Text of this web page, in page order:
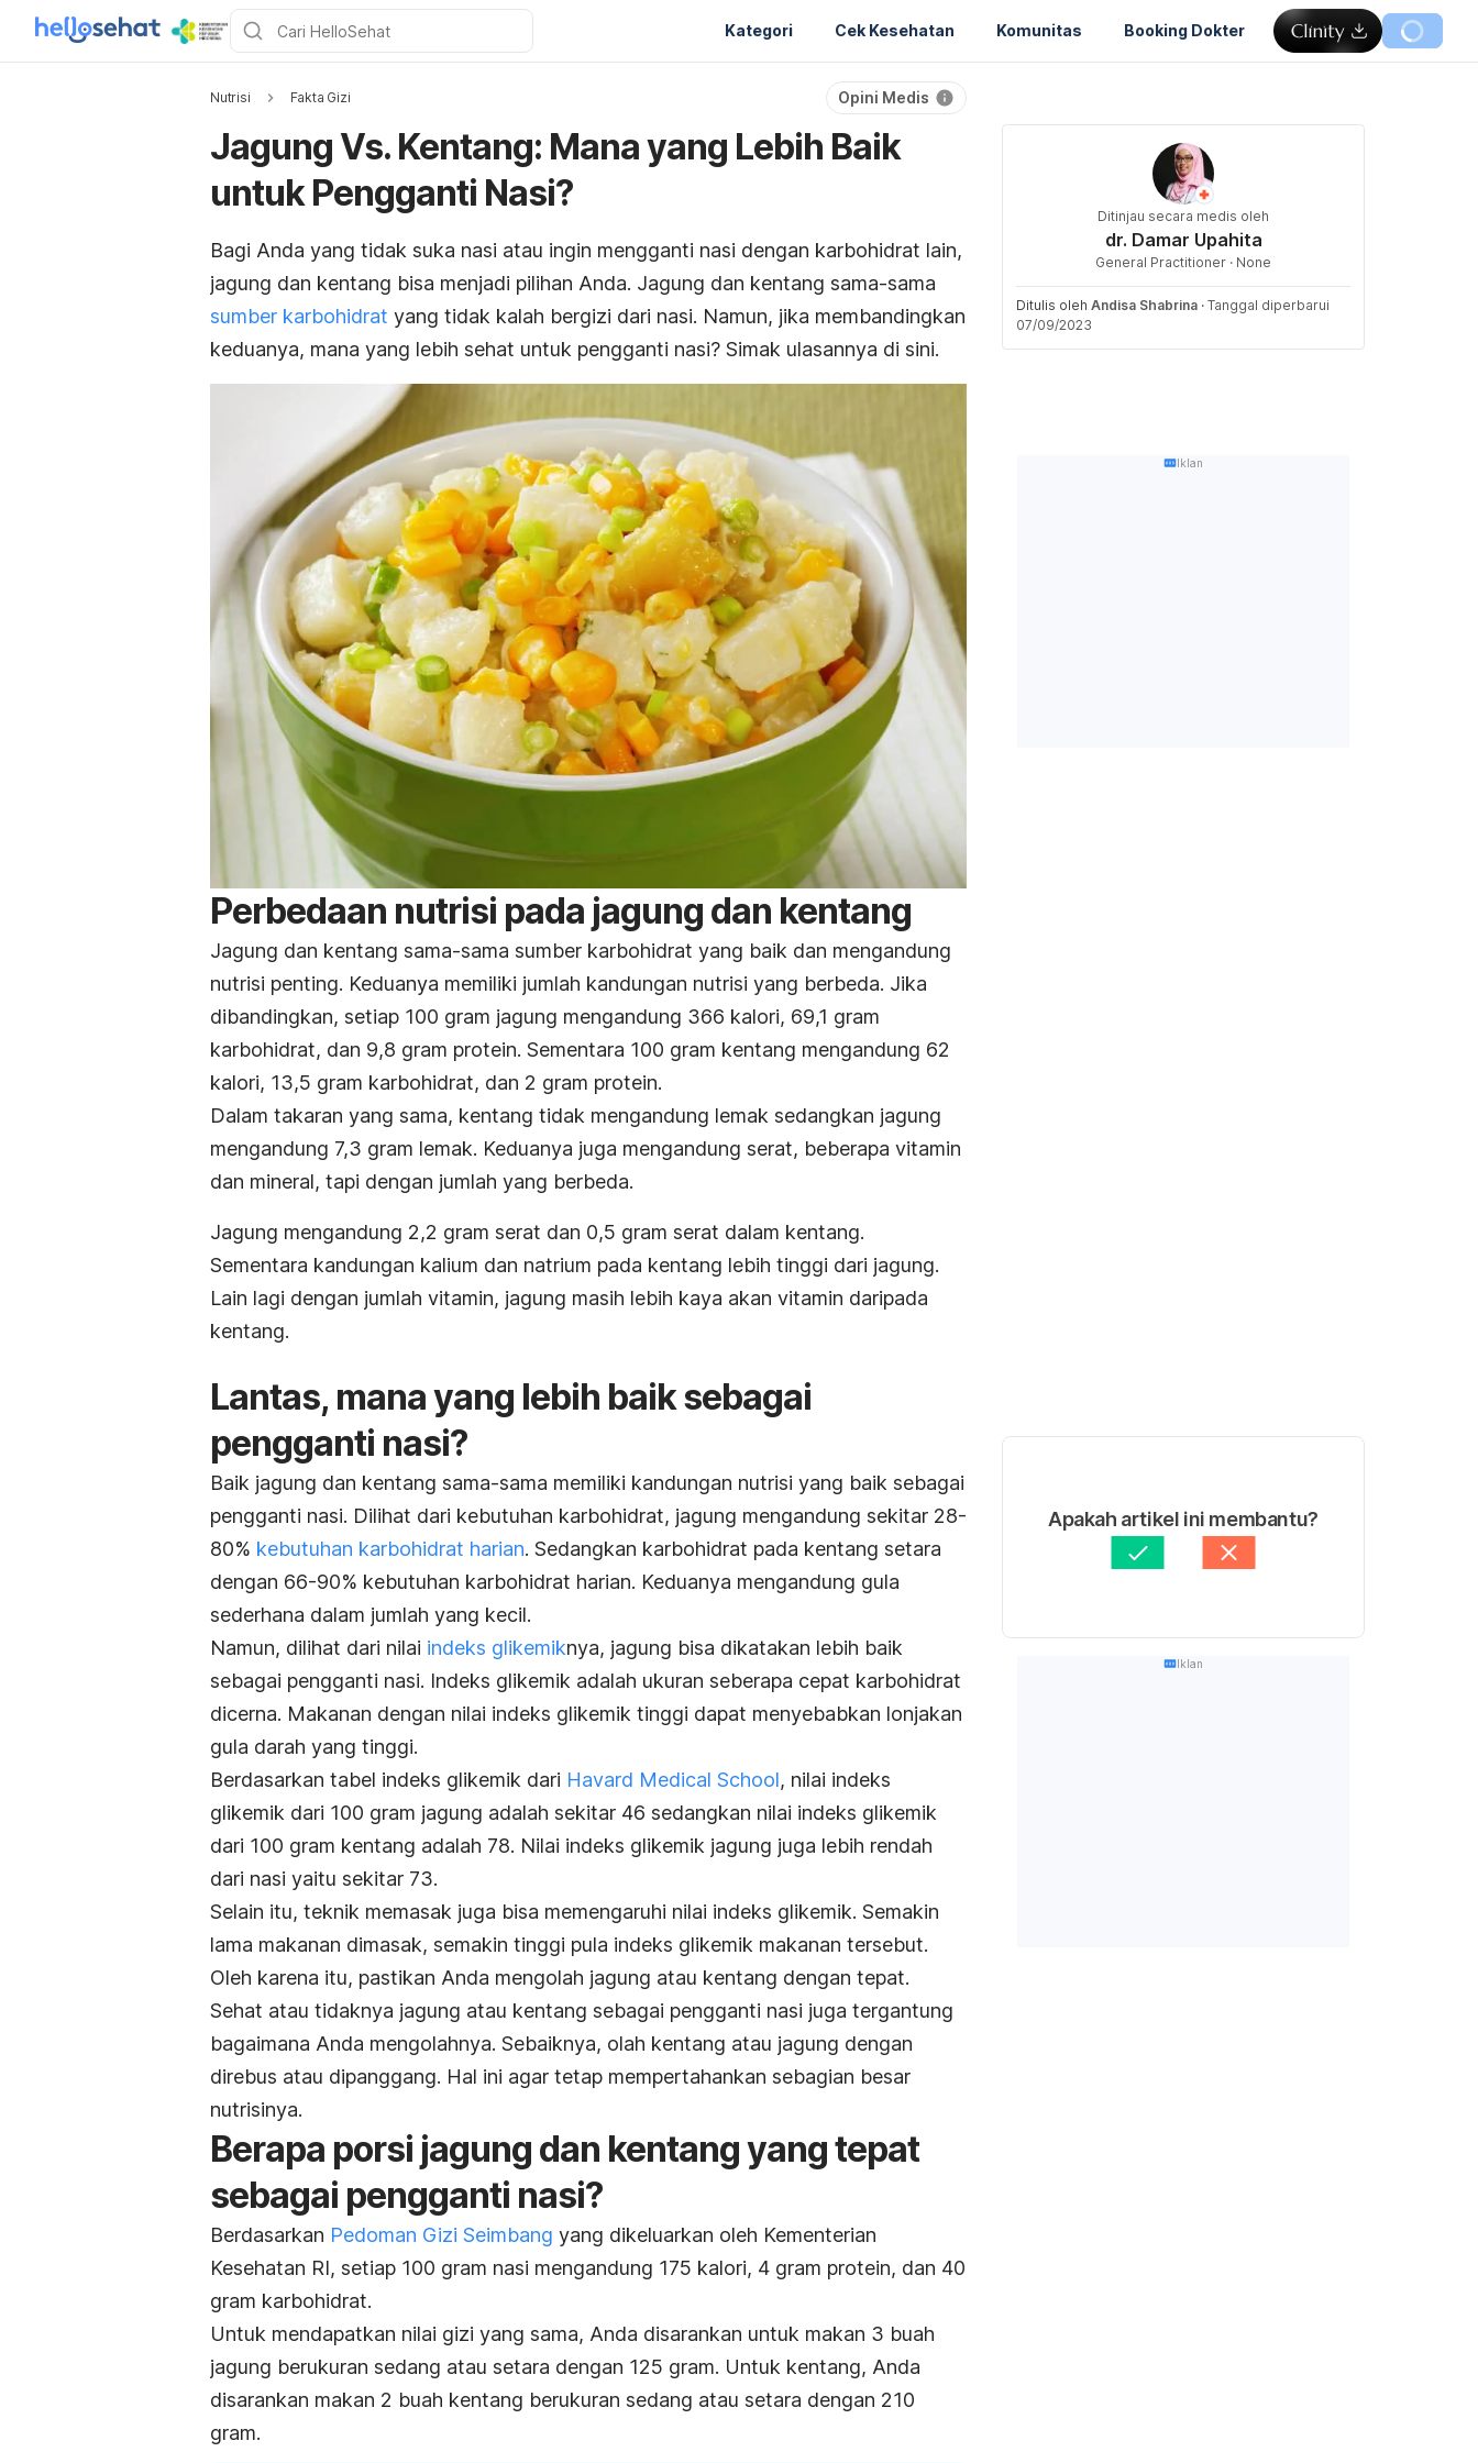
Kategori Cek Kesehatan Komunitas Booking Dokter
Nutrisi Fakta Gizi Opini Medis
Jagung Vs. Kentang: Mana yang Lebih Baik
untuk Pengganti Nasi?
Bagi Anda yang tidak suka nasi atau ingin mengganti nasi dengan karbohidrat lain,
jagung dan kentang bisa menjadi pilihan Anda. Jagung dan kentang sama-sama
sumber karbohidrat yang tidak kalah bergizi dari nasi. Namun, jika membandingkan
keduanya, mana yang lebih sehat untuk pengganti nasi? Simak ulasannya di sini.
Perbedaan nutrisi pada jagung dan kentang
Jagung dan kentang sama-sama sumber karbohidrat yang baik dan mengandung
nutrisi penting. Keduanya memiliki jumlah kandungan nutrisi yang berbeda. Jika
dibandingkan, setiap 100 gram jagung mengandung 366 kalori, 69,1 gram
karbohidrat, dan 9,8 gram protein. Sementara 100 gram kentang mengandung 62
kalori, 13,5 gram karbohidrat, dan 2 gram protein.
Dalam takaran yang sama, kentang tidak mengandung lemak sedangkan jagung
mengandung 7,3 gram lemak. Keduanya juga mengandung serat, beberapa vitamin
dan mineral, tapi dengan jumlah yang berbeda.
Jagung mengandung 2,2 gram serat dan 0,5 gram serat dalam kentang.
Sementara kandungan kalium dan natrium pada kentang lebih tinggi dari jagung.
Lain lagi dengan jumlah vitamin, jagung masih lebih kaya akan vitamin daripada
kentang.
Lantas, mana yang lebih baik sebagai
pengganti nasi?
Baik jagung dan kentang sama-sama memiliki kandungan nutrisi yang baik sebagai
pengganti nasi. Dilihat dari kebutuhan karbohidrat, jagung mengandung sekitar 28-
80% kebutuhan karbohidrat harian. Sedangkan karbohidrat pada kentang setara
dengan 66-90% kebutuhan karbohidrat harian. Keduanya mengandung gula
sederhana dalam jumlah yang kecil.
Namun, dilihat dari nilai indeks glikemiknya, jagung bisa dikatakan lebih baik
sebagai pengganti nasi. Indeks glikemik adalah ukuran seberapa cepat karbohidrat
dicerna. Makanan dengan nilai indeks glikemik tinggi dapat menyebabkan lonjakan
gula darah yang tinggi.
Berdasarkan tabel indeks glikemik dari Havard Medical School, nilai indeks
glikemik dari 100 gram jagung adalah sekitar 46 sedangkan nilai indeks glikemik
dari 100 gram kentang adalah 78. Nilai indeks glikemik jagung juga lebih rendah
dari nasi yaitu sekitar 73.
Selain itu, teknik memasak juga bisa memengaruhi nilai indeks glikemik. Semakin
lama makanan dimasak, semakin tinggi pula indeks glikemik makanan tersebut.
Oleh karena itu, pastikan Anda mengolah jagung atau kentang dengan tepat.
Sehat atau tidaknya jagung atau kentang sebagai pengganti nasi juga tergantung
bagaimana Anda mengolahnya. Sebaiknya, olah kentang atau jagung dengan
direbus atau dipanggang. Hal ini agar tetap mempertahankan sebagian besar
nutrisinya.
Berapa porsi jagung dan kentang yang tepat
sebagai pengganti nasi?
Berdasarkan Pedoman Gizi Seimbang yang dikeluarkan oleh Kementerian
Kesehatan RI, setiap 100 gram nasi mengandung 175 kalori, 4 gram protein, dan 40
gram karbohidrat.
Untuk mendapatkan nilai gizi yang sama, Anda disarankan untuk makan 3 buah
jagung berukuran sedang atau setara dengan 125 gram. Untuk kentang, Anda
disarankan makan 2 buah kentang berukuran sedang atau setara dengan 210
gram.
Ditinjau secara medis oleh
dr. Damar Upahita
General Practitioner · None
Ditulis oleh Andisa Shabrina · Tanggal diperbarui
07/09/2023
Iklan
Apakah artikel ini membantu?
Iklan